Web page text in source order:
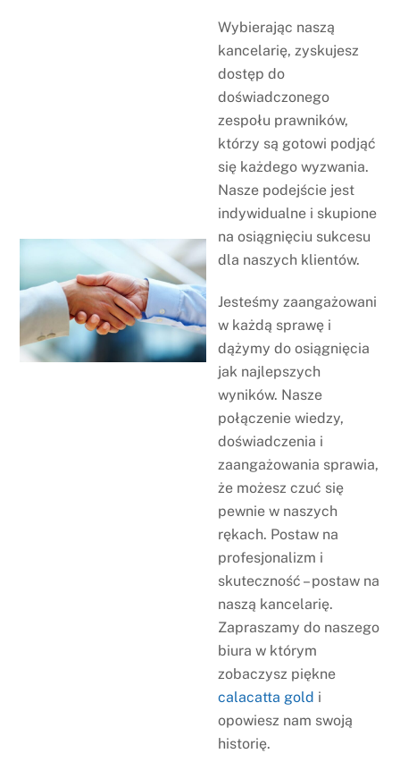
Wybierając naszą
kancelarię, zyskujesz
dostęp do
doświadczonego
zespołu prawników,
którzy są gotowi podjąć
się każdego wyzwania.
Nasze podejście jest
indywidualne i skupione
na osiągnięciu sukcesu
dla naszych klientów.
Jesteśmy zaangażowani
w każdą sprawę i
dążymy do osiągnięcia
jak najlepszych
wyników. Nasze
połączenie wiedzy,
doświadczenia i
zaangażowania sprawia,
że możesz czuć się
pewnie w naszych
rękach. Postaw na
profesjonalizm i
skuteczność – postaw na
naszą kancelarię.
Zapraszamy do naszego
biura w którym
zobaczysz piękne
calacatta gold i
opowiesz nam swoją
historię.